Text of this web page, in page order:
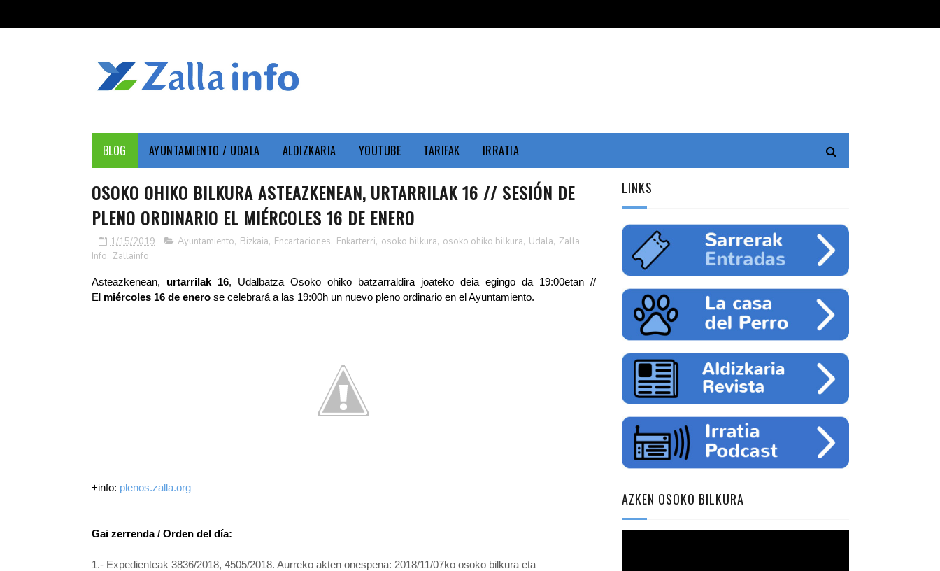
BLOG AYUNTAMIENTO / UDALA ALDIZKARIA YOUTUBE TARIFAK IRRATIA
OSOKO OHIKO BILKURA ASTEAZKENEAN, URTARRILAK 16 // SESIÓN DE
PLENO ORDINARIO EL MIÉRCOLES 16 DE ENERO
1/15/2019 Ayuntamiento, Bizkaia, Encartaciones, Enkarterri, osoko bilkura, osoko ohiko bilkura, Udala, Zalla
Info, Zallainfo
Asteazkenean, urtarrilak 16, Udalbatza Osoko ohiko batzarraldira joateko deia egingo da 19:00etan //
El miércoles 16 de enerose celebrará a las 19:00h un nuevo pleno ordinario en el Ayuntamiento.
+info: plenos.zalla.org
Gai zerrenda / Orden del día:
1.- Expedienteak 3836/2018, 4505/2018. Aurreko akten onespena: 2018/11/07ko osoko bilkura eta
LINKS
AZKEN OSOKO BILKURA